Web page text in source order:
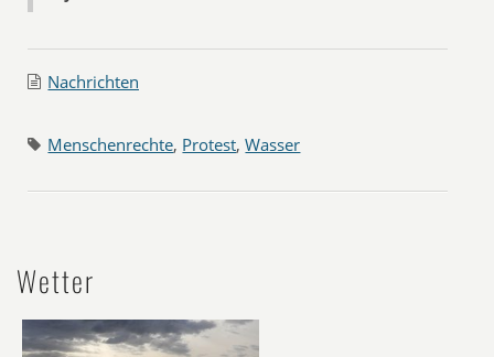
Nachrichten
Menschenrechte, Protest,Wasser
Wetter